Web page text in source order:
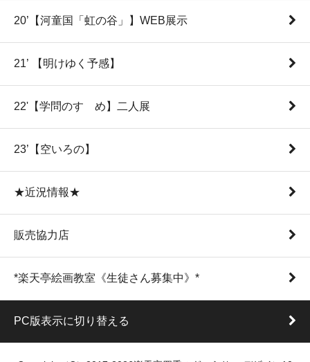
20’【河童国「虹の谷」】WEB展示
21’ 【明けゆく予感】
22'【学問のすゝめ】二人展
23’【空いろの】
★近況情報★
販売協力店
*楽天亭絵画教室《生徒さん募集中》*
PC版表示に切り替える